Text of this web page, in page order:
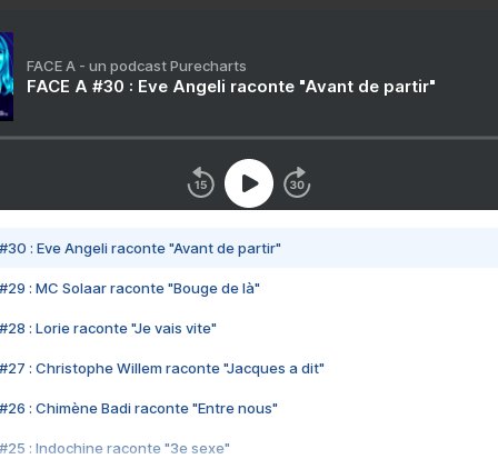
FACE A - un podcast Purecharts
FACE A #30 : Eve Angeli raconte "Avant de partir"
#30 : Eve Angeli raconte "Avant de partir"
#29 : MC Solaar raconte "Bouge de là"
#28 : Lorie raconte "Je vais vite"
#27 : Christophe Willem raconte "Jacques a dit"
#26 : Chimène Badi raconte "Entre nous"
#25 : Indochine raconte "3e sexe"